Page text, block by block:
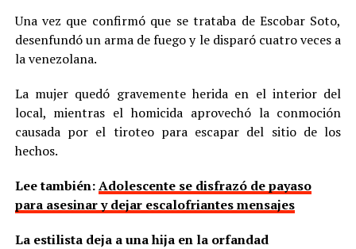
Una vez que confirmó que se trataba de Escobar Soto,
desenfundó un arma de fuego y le disparó cuatro veces a
la venezolana.
La mujer quedó gravemente herida en el interior del
local, mientras el homicida aprovechó la conmoción
causada por el tiroteo para escapar del sitio de los
hechos.
Lee también:Adolescente se disfrazó de payaso
para asesinar y dejar escalofriantes mensajes
La estilista deja a una hija en la orfandad